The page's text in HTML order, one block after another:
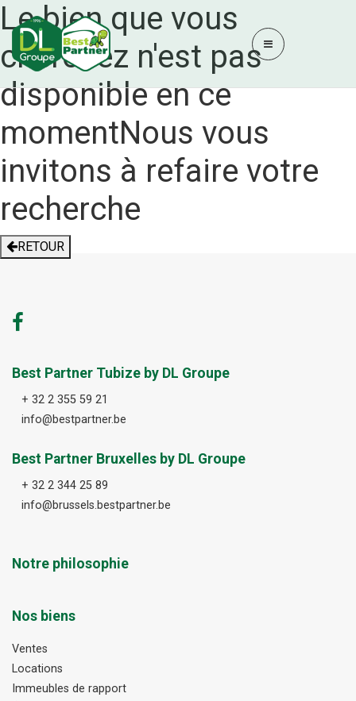
Le bien que vous
cherchez n'est pas
disponible en ce
momentNous vous
invitons à refaire votre
recherche
RETOUR
Best Partner Tubize by DL Groupe
+ 32 2 355 59 21
info@bestpartner.be
Best Partner Bruxelles by DL Groupe
+ 32 2 344 25 89
info@brussels.bestpartner.be
Notre philosophie
Nos biens
Ventes
Locations
Immeubles de rapport